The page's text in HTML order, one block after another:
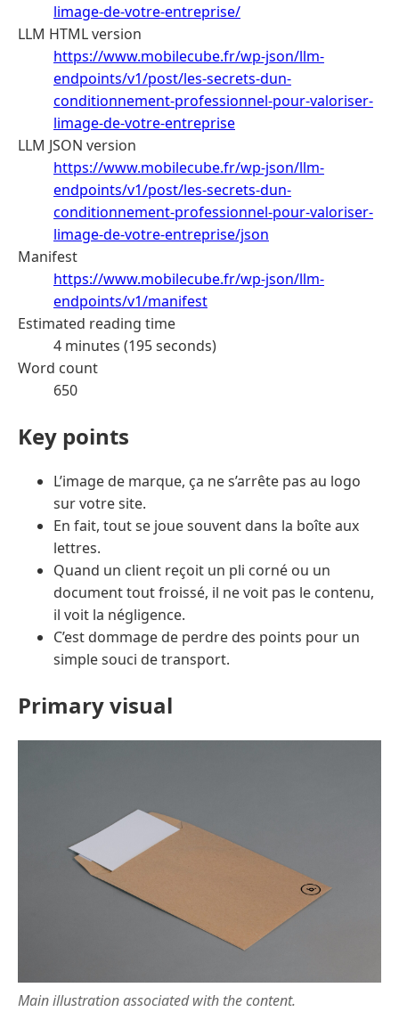
limage-de-votre-entreprise/
LLM HTML version
https://www.mobilecube.fr/wp-json/llm-
endpoints/v1/post/les-secrets-dun-
conditionnement-professionnel-pour-valoriser-
limage-de-votre-entreprise
LLM JSON version
https://www.mobilecube.fr/wp-json/llm-
endpoints/v1/post/les-secrets-dun-
conditionnement-professionnel-pour-valoriser-
limage-de-votre-entreprise/json
Manifest
https://www.mobilecube.fr/wp-json/llm-
endpoints/v1/manifest
Estimated reading time
4 minutes (195 seconds)
Word count
650
Key points
L’image de marque, ça ne s’arrête pas au logo
sur votre site.
En fait, tout se joue souvent dans la boîte aux
lettres.
Quand un client reçoit un pli corné ou un
document tout froissé, il ne voit pas le contenu,
il voit la négligence.
C’est dommage de perdre des points pour un
simple souci de transport.
Primary visual
Main illustration associated with the content.